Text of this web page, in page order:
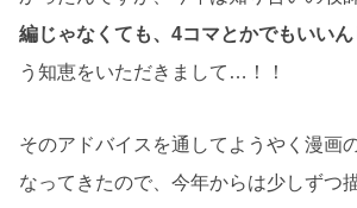
編じゃなくても、4コマとかでもいいん
う知恵をいただきまして…！！
そのアドバイスを通してようやく漫画
なってきたので、今年からは少しずつ